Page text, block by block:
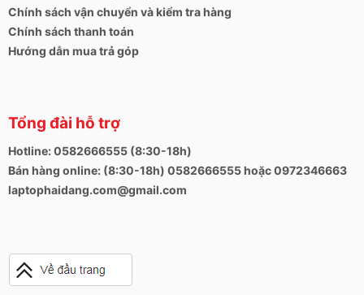
Chính sách vận chuyển và kiểm tra hàng
Chính sách thanh toán
Hướng dẫn mua trả góp
Tổng đài hỗ trợ
Hotline: 0582666555 (8:30-18h)
Bán hàng online: (8:30-18h) 0582666555 hoặc 0972346663
laptophaidang.com@gmail.com